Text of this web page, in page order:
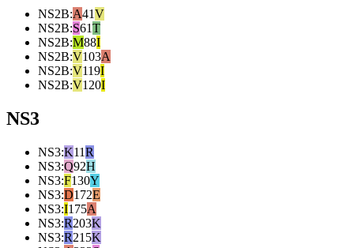
NS2B:A41V
NS2B:S61T
NS2B:M88I
NS2B:V103A
NS2B:V119I
NS2B:V120I
NS3
NS3:K11R
NS3:Q92H
NS3:F130Y
NS3:D172E
NS3:I175A
NS3:R203K
NS3:R215K